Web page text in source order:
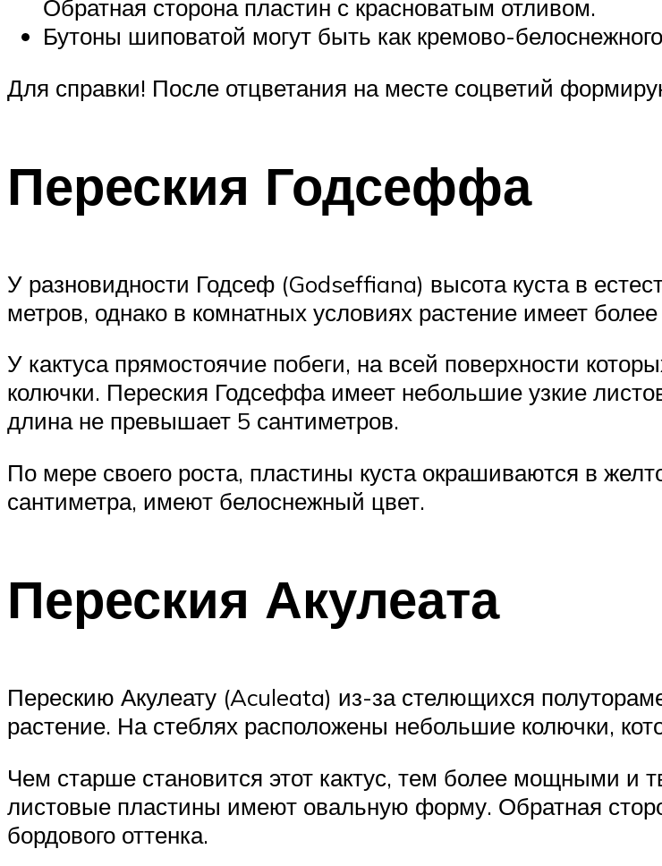
Обратная сторона пластин с красноватым отливом.
Бутоны шиповатой могут быть как кремово-
Для справки! После отцветания на месте соцветий
Переския Годсеффа
У разновидности Годсеф (Godseffiana) высота куста в
метров, однако в комнатных условиях растение имеет
У кактуса прямостоячие побеги, на всей поверхности
колючки. Переския Годсеффа имеет небольшие узкие
длина не превышает 5 сантиметров.
По мере своего роста, пластины куста окрашиваются в
сантиметра, имеют белоснежный цвет.
Переския Акулеата
Перескию Акулеату (Aculeata) из-за стелющихся
растение. На стеблях расположены небольшие колючки,
Чем старше становится этот кактус, тем более мощными и
листовые пластины имеют овальную форму. Обратная
бордового оттенка.